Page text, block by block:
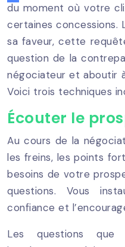
du moment où votre
certaines concessions.
sa faveur, cette
question de la
négociateur et aboutir
Voici trois techniques
Écouter le
Au cours de la
les freins, les points
besoins de votre
questions. Vous
confiance et
Les questions